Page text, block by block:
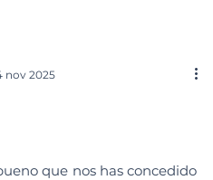
nov 2025
que nos has concedido